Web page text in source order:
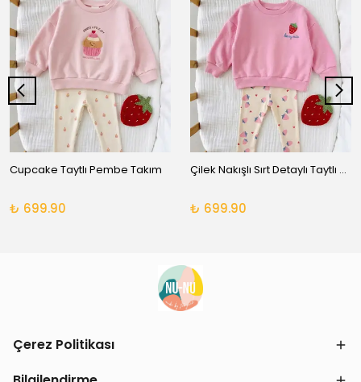
Cupcake Taytlı Pembe Takım
₺ 699.90
Çilek Nakışlı Sırt Detaylı Taytlı Takım
₺ 699.90
Çerez Politikası